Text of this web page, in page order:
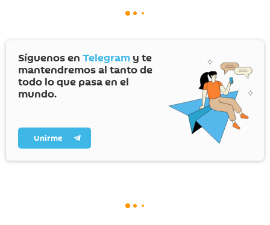
Síguenos en Telegram y te
mantendremos al tanto de
todo lo que pasa en el
mundo.
Unirme